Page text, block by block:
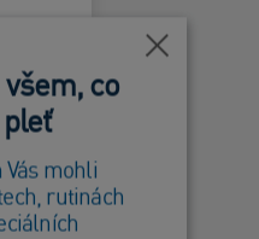
Blízko
co
mohli
rutinách
Blízko
co
mohli
rutinách